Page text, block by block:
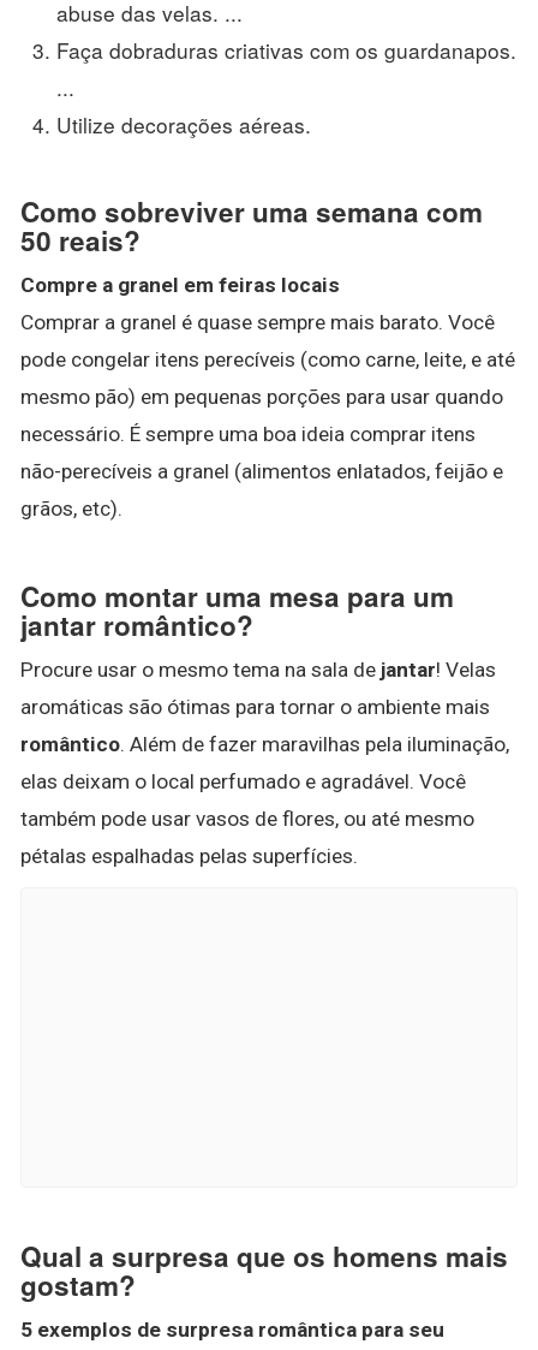
abuse das velas. ...
Faça dobraduras criativas com os guardanapos.
...
Utilize decorações aéreas.
Como sobreviver uma semana com
50 reais?
Compre a granel em feiras locais
Comprar a granel é quase sempre mais barato. Você
pode congelar itens perecíveis (como carne, leite, e até
mesmo pão) em pequenas porções para usar quando
necessário. É sempre uma boa ideia comprar itens
não-perecíveis a granel (alimentos enlatados, feijão e
grãos, etc).
Como montar uma mesa para um
jantar romântico?
Procure usar o mesmo tema na sala de jantar! Velas
aromáticas são ótimas para tornar o ambiente mais
romântico. Além de fazer maravilhas pela iluminação,
elas deixam o local perfumado e agradável. Você
também pode usar vasos de flores, ou até mesmo
pétalas espalhadas pelas superfícies.
Qual a surpresa que os homens mais
gostam?
5 exemplos de surpresa romântica para seu